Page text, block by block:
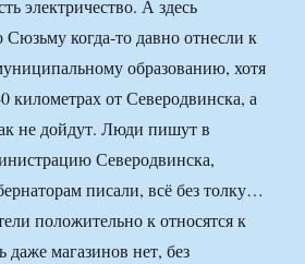
электричество. А здесь
Сюзьму когда-то давно отнесли к
образованию, хотя
километрах от Северодвинска, а
не дойдут. Люди пишут в
Северодвинска,
писали, всё без толку…
положительно к относятся к
даже магазинов нет, без